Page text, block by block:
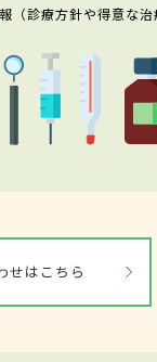
診療方針や得意な治
せはこちら